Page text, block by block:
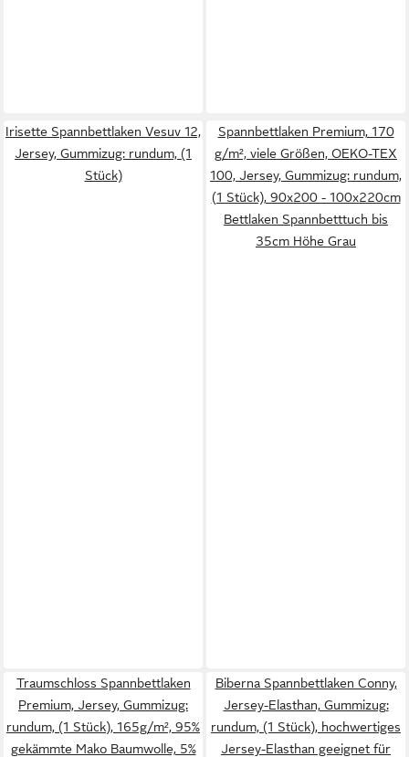
Irisette Spannbettlaken Vesuv 12,
Jersey, Gummizug: rundum, (1
Stück)
Spannbettlaken Premium, 170
g/m², viele Größen, OEKO-TEX
100, Jersey, Gummizug: rundum,
(1 Stück), 90x200 - 100x220cm
Bettlaken Spannbetttuch bis
35cm Höhe Grau
Traumschloss Spannbettlaken
Premium, Jersey, Gummizug:
rundum, (1 Stück), 165g/m², 95%
gekämmte Mako Baumwolle, 5%
Biberna Spannbettlaken Conny,
Jersey-Elasthan, Gummizug:
rundum, (1 Stück), hochwertiges
Jersey-Elasthan geeignet für